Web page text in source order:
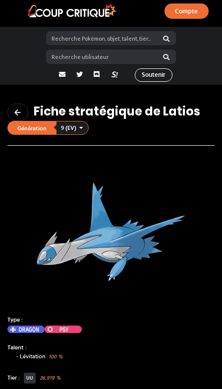
Coup Critique
Compte
adresse email
Twitter Discord La Salty Room sur Pokémon
Soutenir
Fiche stratégique de Latios
Génération 9 (EV)
Type :
Dragon
Psy
Talent :
- Lévitation 100%
Tier : UU 26,919%